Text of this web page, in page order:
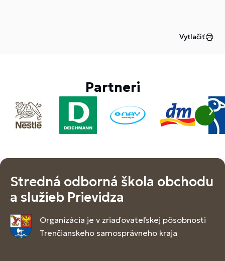
Vytlačiť
Partneri
Stredná odborná škola obchodu
a služieb Prievidza
Organizácia je v zriaďovateľskej pôsobnosti
Trenčianskeho samosprávneho kraja